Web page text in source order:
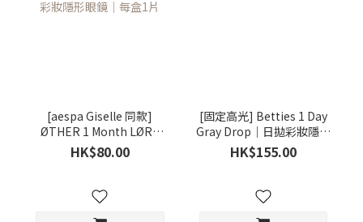
[aespa Giselle 同款]
ØTHER 1 Month LØRÉ
(Other 1 Month Lore)｜
月拋彩妝隱形眼鏡｜每盒1
HK$80.00
[固定高光] Betties 1 Day
Gray Drop｜日拋彩妝隱形
眼鏡｜每盒10片
HK$155.00